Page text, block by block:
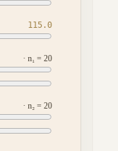
115.0
· n₁ = 20
· n₂ = 20